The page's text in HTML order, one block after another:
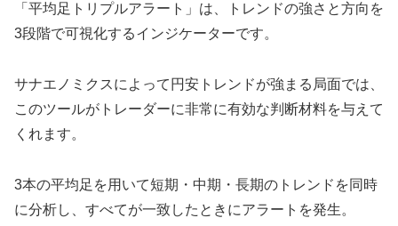
「平均足トリプルアラート」は、トレンドの強さと方向を
3段階で可視化するインジケーターです。
サナエノミクスによって円安トレンドが強まる局面では、
このツールがトレーダーに非常に有効な判断材料を与えて
くれます。
3本の平均足を用いて短期・中期・長期のトレンドを同時
に分析し、すべてが一致したときにアラートを発生。